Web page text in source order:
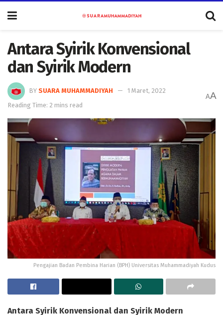
Antara Syirik Konvensional
dan Syirik Modern
BY SUARA MUHAMMADIYAH
1 Maret, 2022
Reading Time: 2 mins read
AA
Pengajian Badan Pembina Harian (BPH) Universitas Muhammadiyah Kudus
Antara Syirik Konvensional dan Syirik Modern